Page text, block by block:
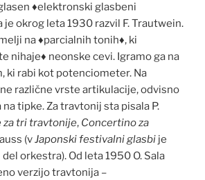
♦elektronski glasbeni
je okrog leta 1930 razvil F. Trautwein.
na♦parcialnih tonih♦, ki
nihaje♦ neonske cevi. Igramo ga na
ki rabi kot potenciometer. Na
različne vrste artikulacije, odvisno
tipke. Za travtonij sta pisala P.
za tri travtonije, Concertino za
(vJaponski festivalni glasbi je
orkestra). Od leta 1950 O. Sala
verzijo travtonija –